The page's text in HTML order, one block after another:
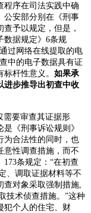
程序在司法实践中确
公安部分别在《刑事
予以规定，但是，
据规定》 6条规
过网络在线提取的电
中的电子数据具有证
杆性意义。 如果承
进步推导出初查中收
需要审查其证据形
《刑事诉讼规则》
为合法性的同时，也
意性调查措施，而不
173条规定：“在初查
、调取证据材料等不
查对象采取强制措施
技术侦查措施。”这种
犯个人的住宅、财